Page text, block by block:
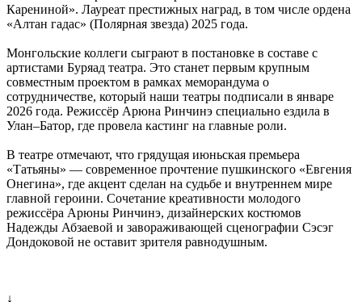
Карениной». Лауреат престижных наград, в том числе ордена
«Алтан гадас» (Полярная звезда) 2025 года.
Монгольские коллеги сыграют в постановке в составе с
артистами Буряад театра. Это станет первым крупным
совместным проектом в рамках меморандума о
сотрудничестве, который наши театры подписали в январе
2026 года. Режиссёр Арюна Ринчинэ специально ездила в
Улан–Батор, где провела кастинг на главные роли.
В театре отмечают, что грядущая июньская премьера
«Татьяны» — современное прочтение пушкинского «Евгения
Онегина», где акцент сделан на судьбе и внутреннем мире
главной героини. Сочетание креативности молодого
режиссёра Арюны Ринчинэ, дизайнерских костюмов
Надежды Абзаевой и завораживающей сценографии Сэсэг
Дондоковой не оставит зрителя равнодушным.
↓